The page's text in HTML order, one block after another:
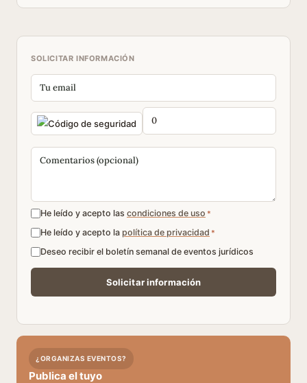
SOLICITAR INFORMACIÓN
He leído y acepto las condiciones de uso *
He leído y acepto la política de privacidad *
Deseo recibir el boletín semanal de eventos jurídicos
¿ORGANIZAS EVENTOS?
Publica el tuyo